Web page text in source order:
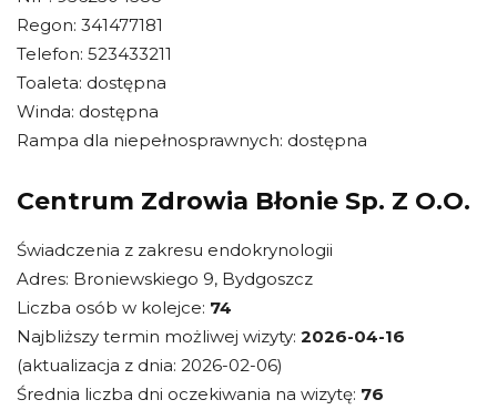
Regon: 341477181
Telefon: 523433211
Toaleta: dostępna
Winda: dostępna
Rampa dla niepełnosprawnych: dostępna
Centrum Zdrowia Błonie Sp. Z O.O.
Świadczenia z zakresu endokrynologii
Adres: Broniewskiego 9, Bydgoszcz
Liczba osób w kolejce: 74
Najbliższy termin możliwej wizyty: 2026-04-16
(aktualizacja z dnia: 2026-02-06)
Średnia liczba dni oczekiwania na wizytę: 76